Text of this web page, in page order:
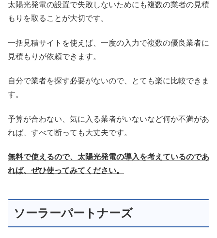
太陽光発電の設置で失敗しないためにも複数の業者の見積
もりを取ることが大切です。
一括見積サイトを使えば、一度の入力で複数の優良業者に
見積もりが依頼できます。
自分で業者を探す必要がないので、とても楽に比較できま
す。
予算が合わない、気に入る業者がいないなど何か不満があ
れば、すべて断っても大丈夫です。
無料で使えるので、太陽光発電の導入を考えているのであ
れば、ぜひ使ってみてください。
ソーラーパートナーズ